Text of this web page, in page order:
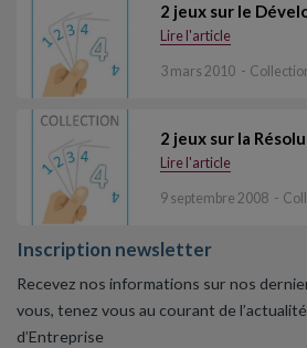
2 jeux sur le
Lire l'article
3 mars 2010
2 jeux sur la
Lire l'article
9 septembre 2008
Inscription newsletter
Recevez nos informations sur nos
vous, tenez vous au courant de
d’Entreprise